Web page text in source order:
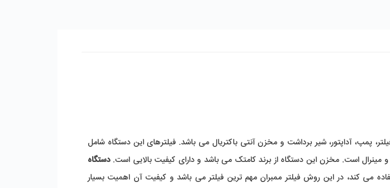
عدد فیلتر، پمپ، آداپتور، شیر برداشت و مخزن آنتی باکتریال می باشد. فیلترهای این دستگاه شامل
و مینرال است. مخزن این دستگاه از برند کامتک می باشد و دارای کیفیت بالایی است.دستگاه
می کند، در این روش فیلتر ممبران مهم ترین فیلتر می باشد و کیفیت آن اهمیت بسیار